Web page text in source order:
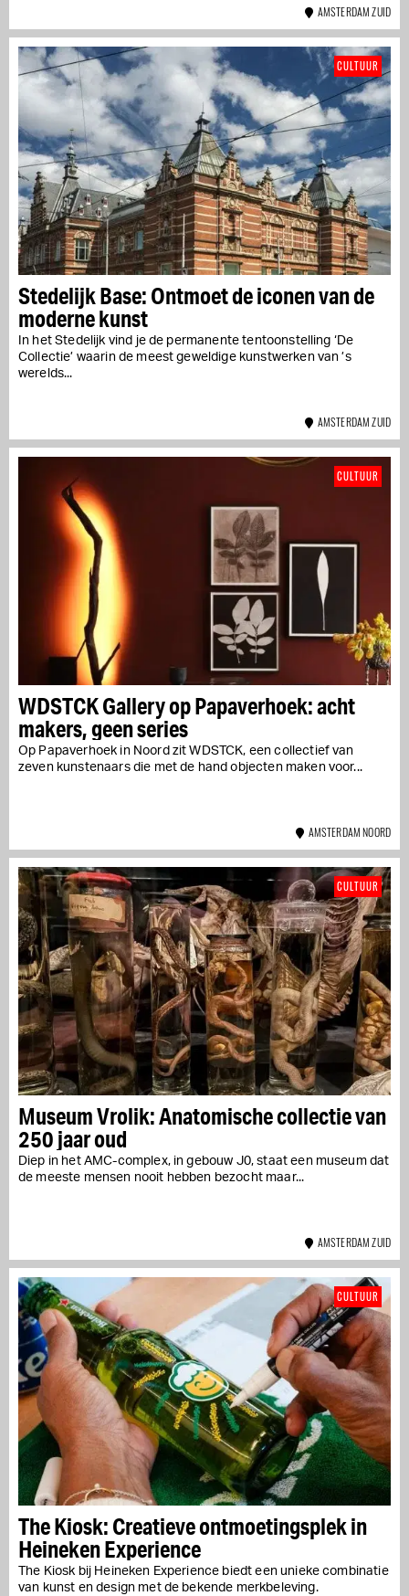
AMSTERDAM ZUID
Stedelijk Base: Ontmoet de iconen van de
moderne kunst
In het Stedelijk vind je de permanente tentoonstelling ‘De
Collectie’ waarin de meest geweldige kunstwerken van ’s
werelds...
CULTUUR
AMSTERDAM ZUID
WDSTCK Gallery op Papaverhoek: acht
makers, geen series
Op Papaverhoek in Noord zit WDSTCK, een collectief van
zeven kunstenaars die met de hand objecten maken voor...
CULTUUR
AMSTERDAM NOORD
Museum Vrolik: Anatomische collectie van
250 jaar oud
Diep in het AMC-complex, in gebouw J0, staat een museum dat
de meeste mensen nooit hebben bezocht maar...
CULTUUR
AMSTERDAM ZUID
The Kiosk: Creatieve ontmoetingsplek in
Heineken Experience
The Kiosk bij Heineken Experience biedt een unieke combinatie
van kunst en design met de bekende merkbeleving.
CULTUUR